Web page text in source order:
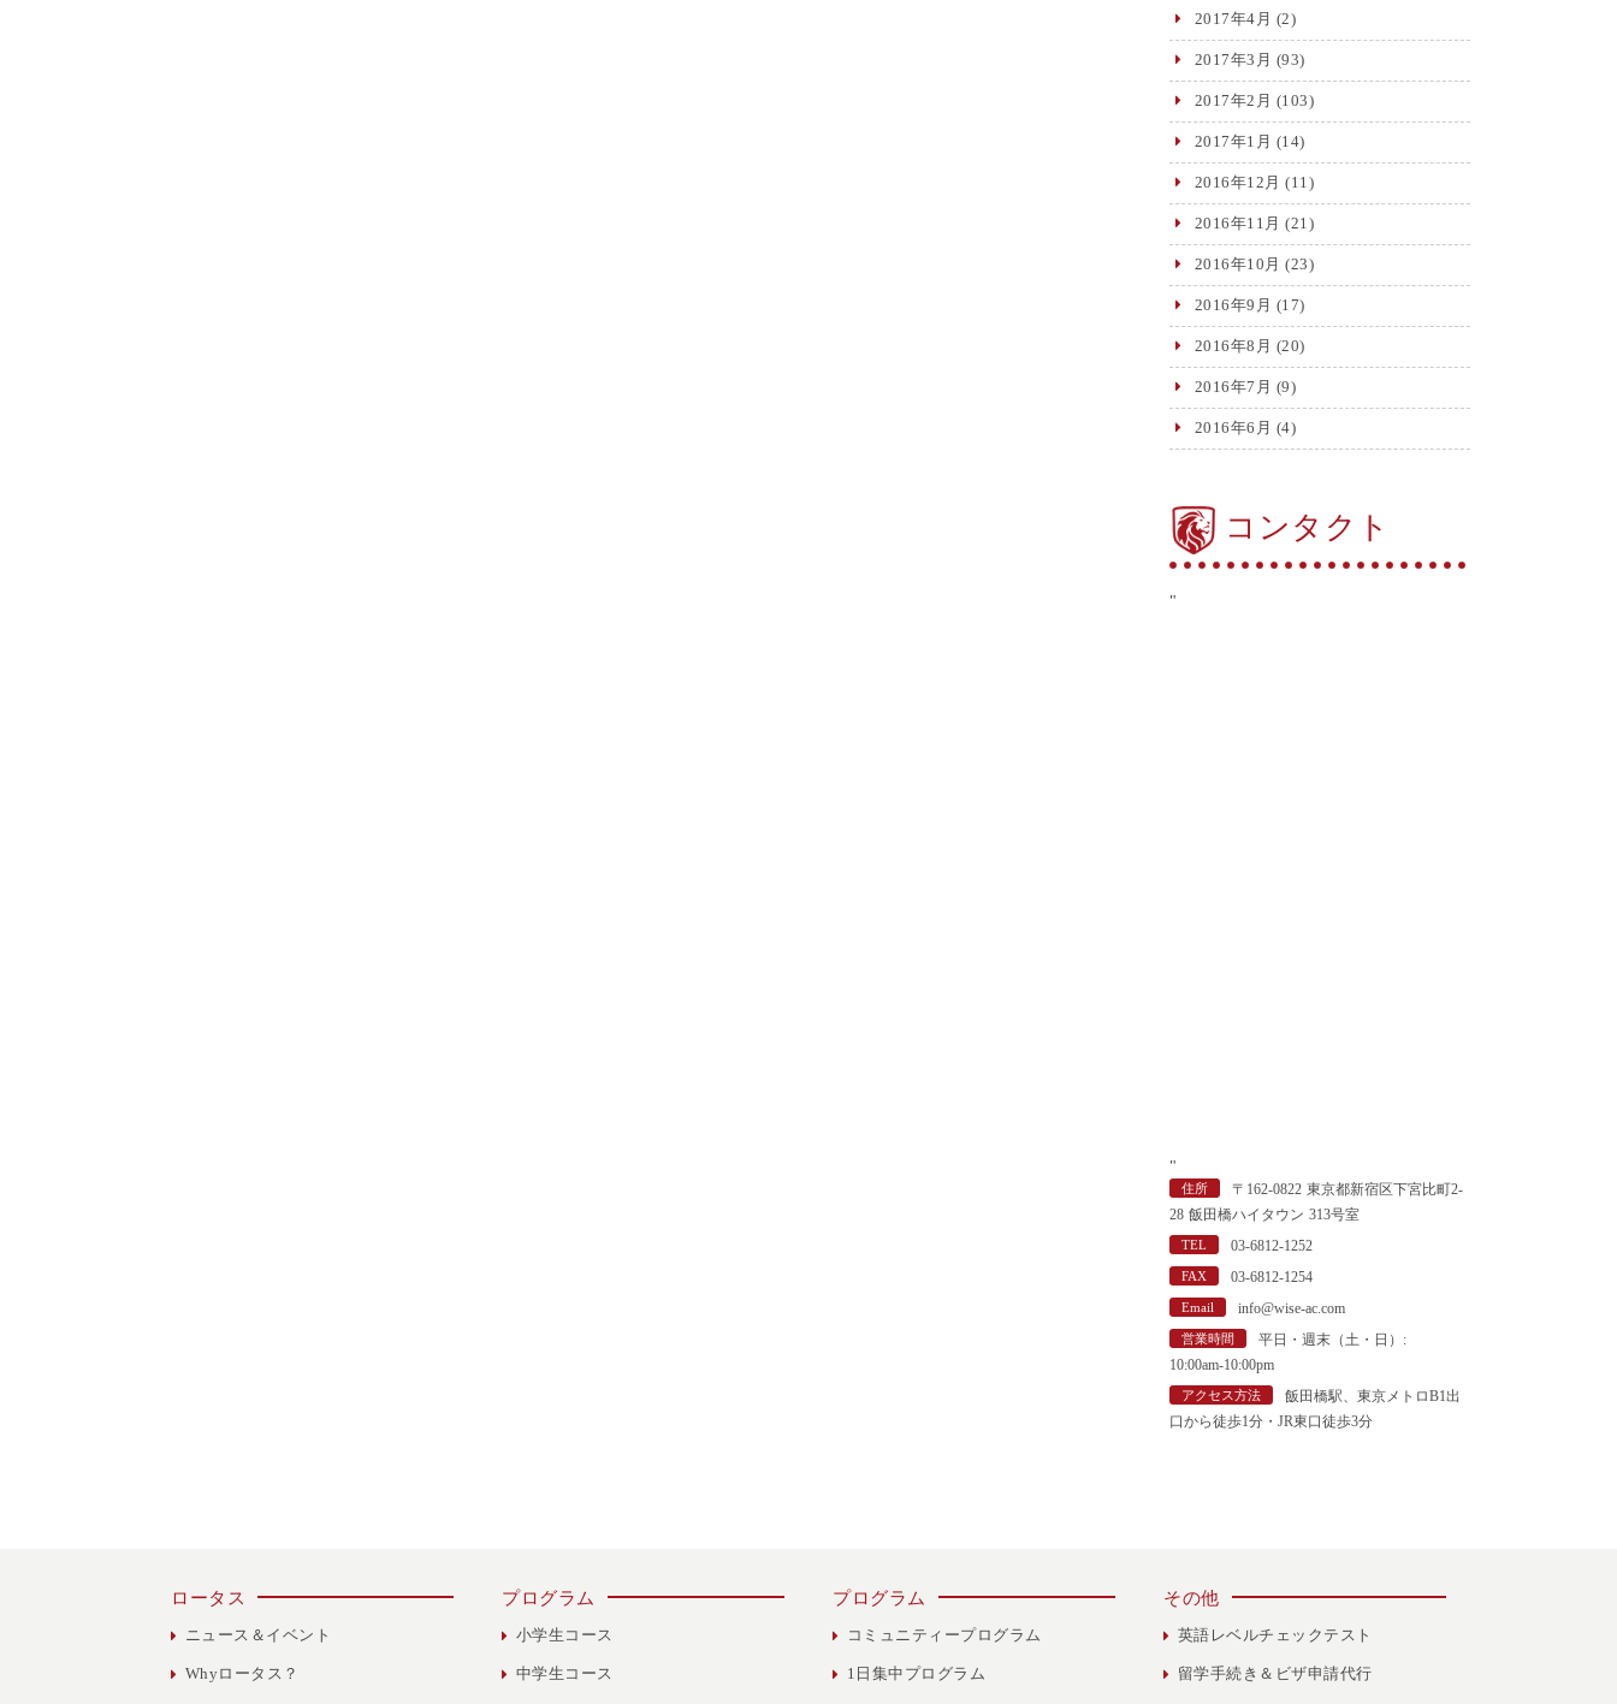
2017年4月 (2)
2017年3月 (93)
2017年2月 (103)
2017年1月 (14)
2016年12月 (11)
2016年11月 (21)
2016年10月 (23)
2016年9月 (17)
2016年8月 (20)
2016年7月 (9)
2016年6月 (4)
コンタクト
"
"
住所
〒162-0822 東京都新宿区下宮比町2-
28 飯田橋ハイタウン 313号室
TEL 03-6812-1252
FAX 03-6812-1254
Email info@wise-ac.com
営業時間
平日・週末（土・日）:
10:00am-10:00pm
アクセス方法
飯田橋駅、東京メトロB1出
口から徒歩1分・JR東口徒歩3分
ロータス
ニュース＆イベント
Whyロータス？
プログラム
小学生コース
中学生コース
プログラム
コミュニティープログラム
1日集中プログラム
その他
英語レベルチェックテスト
留学手続き＆ビザ申請代行